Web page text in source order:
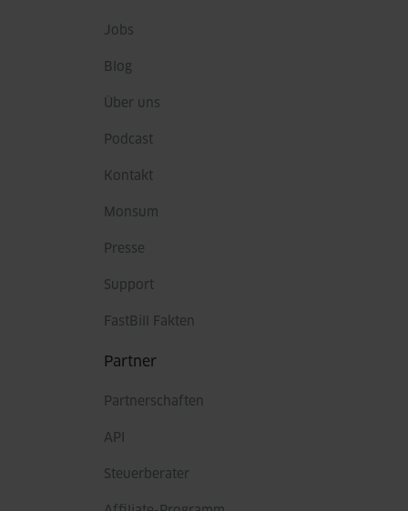
Jobs
Blog
Über uns
Podcast
Kontakt
Monsum
Presse
Support
FastBill Fakten
Partner
Partnerschaften
API
Steuerberater